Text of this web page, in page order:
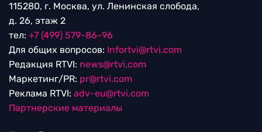
115280, г. Москва, ул. Ленинская слобода,
д. 26, этаж 2
тел: +7 (499) 579-86-96
Для общих вопросов: Infortvi@rtvi.com
Редакция RTVI: news@rtvi.com
Маркетинг/PR: pr@rtvi.com
Реклама RTVI: adv-eu@rtvi.com
Партнерские материалы